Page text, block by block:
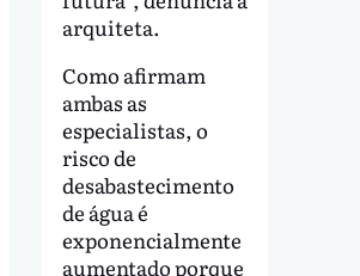
arquiteta.
Como afirmam
ambas as
especialistas, o
risco de
desabastecimento
de água é
exponencialmente
aumentado porque